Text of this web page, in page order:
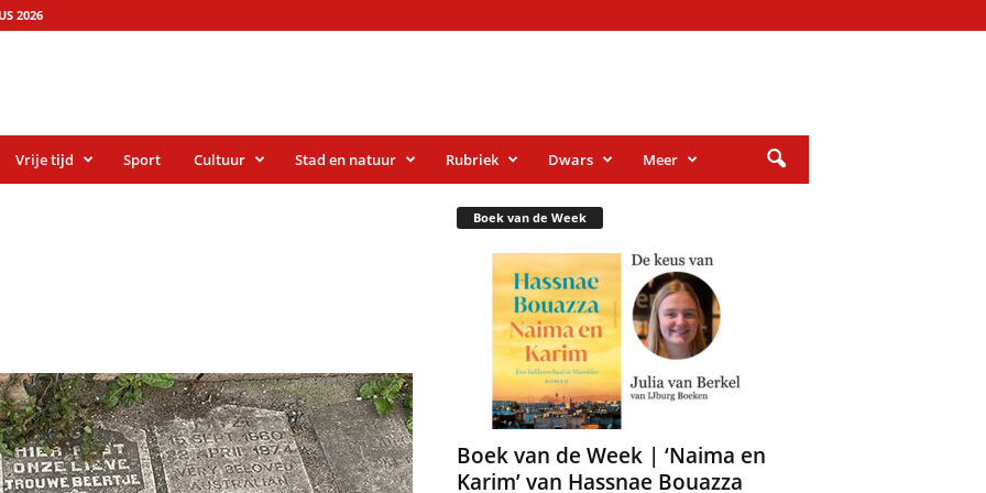
2026
Vrije tijd Sport Cultuur Stad en natuur Rubriek Dwars Meer
Boek van de Week
Boek van de Week | ‘Naima en
Karim’ van Hassnae Bouazza